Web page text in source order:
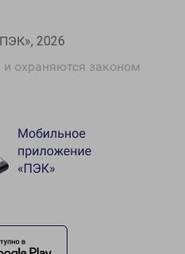
2026
охраняются законом